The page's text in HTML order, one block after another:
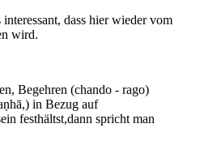
dass hier wieder vom
wird.
Begehren (chando - rago)
in Bezug auf
festhältst,dann spricht man